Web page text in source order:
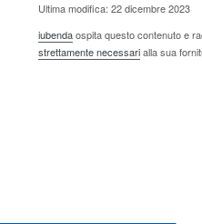
Ultima modifica: 22 dicembre 2023
iubendaospita questo contenuto e
strettamente necessarialla sua